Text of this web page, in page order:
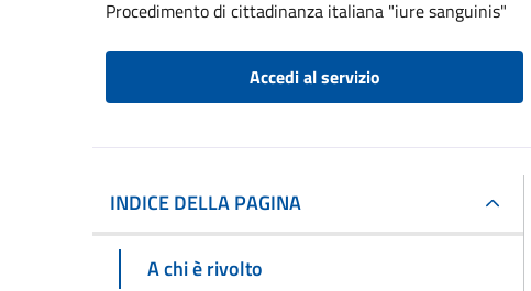
Procedimento di cittadinanza italiana "iure sanguinis"
Accedi al servizio
INDICE DELLA PAGINA
A chi è rivolto